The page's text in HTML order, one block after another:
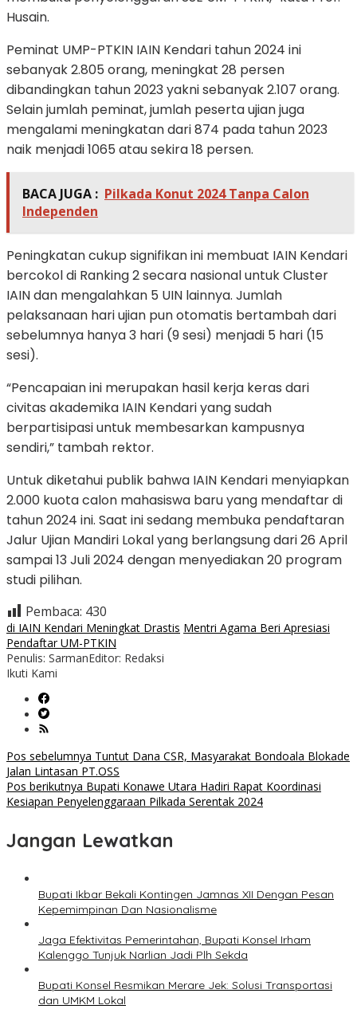
Husain.
Peminat UMP-PTKIN IAIN Kendari tahun 2024 ini
sebanyak 2.805 orang, meningkat 28 persen
dibandingkan tahun 2023 yakni sebanyak 2.107 orang.
Selain jumlah peminat, jumlah peserta ujian juga
mengalami meningkatan dari 874 pada tahun 2023
naik menjadi 1065 atau sekira 18 persen.
BACA JUGA : Pilkada Konut 2024 Tanpa Calon
Independen
Peningkatan cukup signifikan ini membuat IAIN Kendari
bercokol di Ranking 2 secara nasional untuk Cluster
IAIN dan mengalahkan 5 UIN lainnya. Jumlah
pelaksanaan hari ujian pun otomatis bertambah dari
sebelumnya hanya 3 hari (9 sesi) menjadi 5 hari (15
sesi).
“Pencapaian ini merupakan hasil kerja keras dari
civitas akademika IAIN Kendari yang sudah
berpartisipasi untuk membesarkan kampusnya
sendiri,” tambah rektor.
Untuk diketahui publik bahwa IAIN Kendari menyiapkan
2.000 kuota calon mahasiswa baru yang mendaftar di
tahun 2024 ini. Saat ini sedang membuka pendaftaran
Jalur Ujian Mandiri Lokal yang berlangsung dari 26 April
sampai 13 Juli 2024 dengan menyediakan 20 program
studi pilihan.
Pembaca: 430
di IAIN Kendari Meningkat Drastis Mentri Agama Beri Apresiasi
Pendaftar UM-PTKIN
Penulis: SarmanEditor: Redaksi
Ikuti Kami
Navigasi
pos
Pos sebelumnya Tuntut Dana CSR, Masyarakat Bondoala Blokade
Jalan Lintasan PT.OSS
Pos berikutnya Bupati Konawe Utara Hadiri Rapat Koordinasi
Kesiapan Penyelenggaraan Pilkada Serentak 2024
Jangan Lewatkan
Bupati Ikbar Bekali Kontingen Jamnas XII Dengan Pesan
Kepemimpinan Dan Nasionalisme
Jaga Efektivitas Pemerintahan, Bupati Konsel Irham
Kalenggo Tunjuk Narlian Jadi Plh Sekda
Bupati Konsel Resmikan Merare Jek: Solusi Transportasi
dan UMKM Lokal